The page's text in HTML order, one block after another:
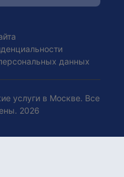
данных
услуги в Москве. Все
2026